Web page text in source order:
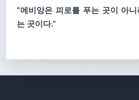
“에비앙은 피로를 푸는 곳이 아
는 곳이다.”